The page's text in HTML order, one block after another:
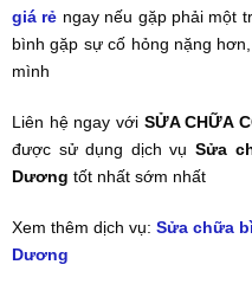
giá rẻ ngay nếu gặp phải một
bình gặp sự cố hỏng nặng
mình
Liên hệ ngay với SỬA CHỮA
được sử dụng dịch vụ Sửa
Dương tốt nhất sớm nhất
Xem thêm dịch vụ: Sửa chữa
Dương